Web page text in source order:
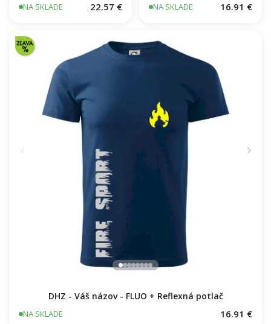
NA SKLADE 22.57 € NA SKLADE 16.91 €
DHZ - Váš názov - FLUO + Reflexná potlač
NA SKLADE 16.91 €